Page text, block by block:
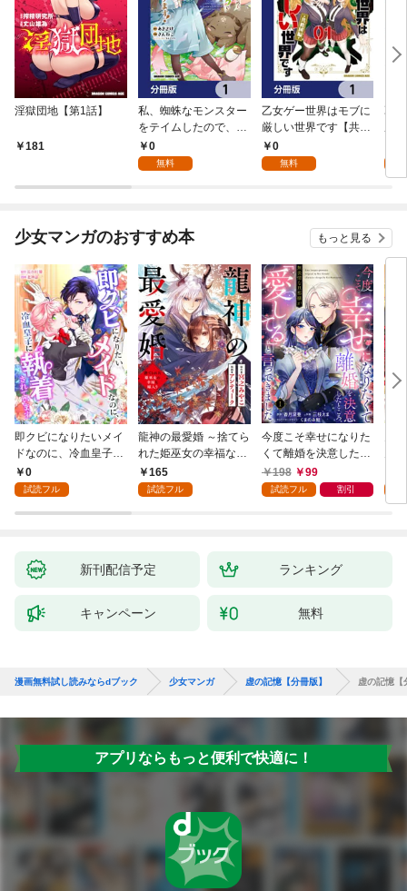
淫獄団地【第1話】
181
私、蜘蛛なモンスター
をテイムしたので、ス
パイダーシルクで裁縫
を頑張ります！【分冊
0
無料
乙女ゲー世界はモブに
厳しい世界です【共和
国編】【分冊版】 1
0
無料
乙
少女マンガのおすすめ本 もっと見る
即クビになりたいメイ
ドなのに、冷血皇子に
執着されています第1
話
0
試読フル
龍神の最愛婚 ～捨てら
れた姫巫女の幸福な嫁
入り～: 1
165
試読フル
今度こそ幸せになりた
くて離婚を決意したと
ころ、無表情な旦那様
が「愛してる」と言っ
198 99
試読フル 割引
新刊配信予定 ランキング
キャンペーン 無料
漫画無料試し読みならdブック 少女マンガ 虚の記憶【分冊版】 虚の記憶
アプリならもっと便利で快適に！